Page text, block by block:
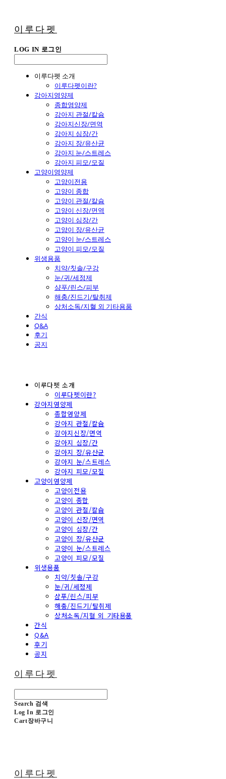
이루다펫
LOG IN 로그인
이루다펫 소개
이루다펫이란?
강아지영양제
종합영양제
강아지 관절/칼슘
강아지신장/면역
강아지 심장/간
강아지 장/유산균
강아지 눈/스트레스
강아지 피모/모질
고양이영양제
고양이전용
고양이 종합
고양이 관절/칼슘
고양이 신장/면역
고양이 심장/간
고양이 장/유산균
고양이 눈/스트레스
고양이 피모/모질
위생용품
치약/칫솔/구강
눈/귀/세정제
샴푸/린스/피부
해충/진드기/탈취제
상처소독/지혈 외 기타용품
간식
Q&A
후기
공지
이루다펫 소개
이루다펫이란?
강아지영양제
종합영양제
강아지 관절/칼슘
강아지신장/면역
강아지 심장/간
강아지 장/유산균
강아지 눈/스트레스
강아지 피모/모질
고양이영양제
고양이전용
고양이 종합
고양이 관절/칼슘
고양이 신장/면역
고양이 심장/간
고양이 장/유산균
고양이 눈/스트레스
고양이 피모/모질
위생용품
치약/칫솔/구강
눈/귀/세정제
샴푸/린스/피부
해충/진드기/탈취제
상처소독/지혈 외 기타용품
간식
Q&A
후기
공지
이루다펫
Search 검색
Log In 로그인
Cart장바구니
이루다펫